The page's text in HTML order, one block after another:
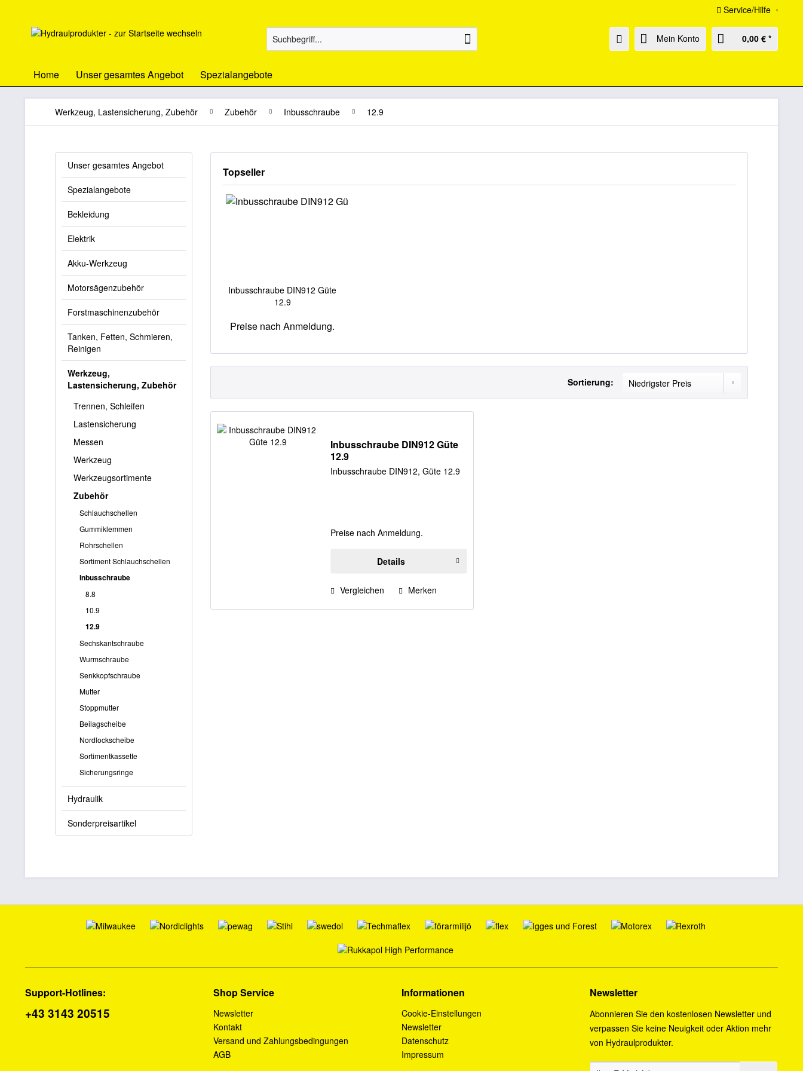
Service/Hilfe
Mein Konto 0,00 € *
Home Unser gesamtes Angebot Spezialangebote
Werkzeug, Lastensicherung, Zubehör Zubehör Inbusschraube 12.9
Unser gesamtes Angebot
Spezialangebote
Bekleidung
Elektrik
Akku-Werkzeug
Motorsägenzubehör
Forstmaschinenzubehör
Tanken, Fetten, Schmieren,
Reinigen
Werkzeug,
Lastensicherung, Zubehör
Trennen, Schleifen
Lastensicherung
Messen
Werkzeug
Werkzeugsortimente
Zubehör
Schlauchschellen
Gummiklemmen
Rohrschellen
Sortiment Schlauchschellen
Inbusschraube
8.8
10.9
12.9
Sechskantschraube
Wurmschraube
Senkkopfschraube
Mutter
Stoppmutter
Beilagscheibe
Nordlockscheibe
Sortimentkassette
Sicherungsringe
Hydraulik
Sonderpreisartikel
Topseller
Inbusschraube DIN912 Güte
12.9
Preise nach Anmeldung.
Sortierung:
Inbusschraube DIN912 Güte
12.9
Inbusschraube DIN912, Güte 12.9
Preise nach Anmeldung.
Details
Vergleichen Merken
Support-Hotlines:
+43 3143 20515
Shop Service
Newsletter
Kontakt
Versand und Zahlungsbedingungen
AGB
Informationen
Cookie-Einstellungen
Newsletter
Datenschutz
Impressum
Newsletter
Abonnieren Sie den kostenlosen Newsletter und
verpassen Sie keine Neuigkeit oder Aktion mehr
von Hydraulprodukter.